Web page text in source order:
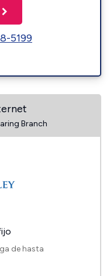
5199
Branch
de hasta